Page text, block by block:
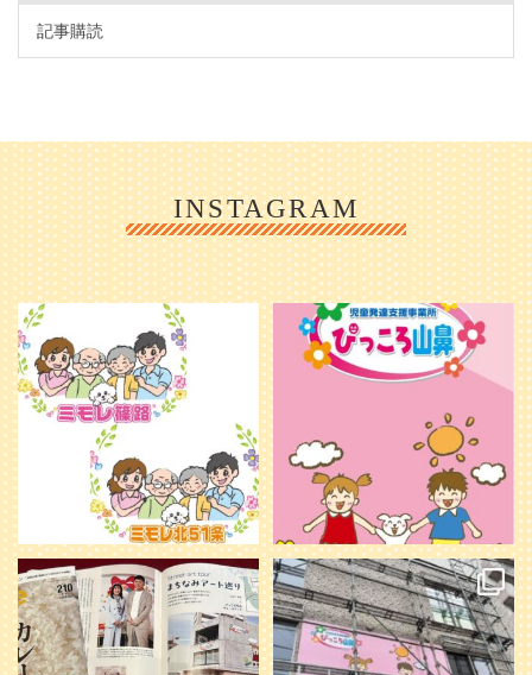
記事購読
INSTAGRAM
利用者様やご家族の皆さまに、親し
みや温かさが伝わるようなデザイン
を目指し、ミモレのイラストを新し
く作...
20 0
＼ 2026年6月1日 OPEN ／
...
25 0
本日発売のオトンvol.210号に掲載さ
れました！...
28 1
『ぴっころ山鼻』オープンに向けて
準備が着々と進んでいます。
皆さんお楽しみに〜
...
26 0